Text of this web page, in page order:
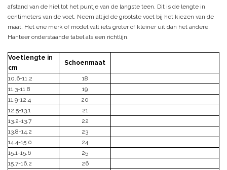
afstand van de hiel tot het puntje van de langste teen. Dit is de lengte in
centimeters van de voet. Neem altijd de grootste voet bij het kiezen van de
maat. Het ene merk of model valt iets groter of kleiner uit dan het andere.
Hanteer onderstaande tabel als een richtlijn.
Voetlengte in
cm
Schoenmaat
10.6-11.2
18
11.3-11.8
19
11.9-12.4
20
12.5-13.1
21
13.2-13.7
22
13.8-14.2
23
14.4-15.0
24
15.1-15.6
25
15.7-16.2
26